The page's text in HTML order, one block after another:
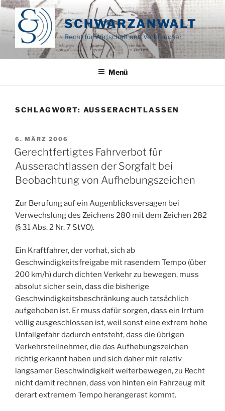
Zum
springen
SCHWARZANWALT
Recht für Wirtschaft und Verbraucher
Menü
SCHLAGWORT: AUSSERACHTLASSEN
VERÖFFENTLICHT
AM
6. MÄRZ 2006
Gerechtfertigtes Fahrverbot für
Ausserachtlassen der Sorgfalt bei
Beobachtung von Aufhebungszeichen
Zur Berufung auf ein Augenblicksversagen bei
Verwechslung des Zeichens 280 mit dem Zeichen 282
(§ 31 Abs. 2 Nr. 7 StVO).
Ein Kraftfahrer, der vorhat, sich ab
Geschwindigkeitsfreigabe mit rasendem Tempo (über
200 km/h) durch dichten Verkehr zu bewegen, muss
absolut sicher sein, dass die bisherige
Geschwindigkeitsbeschränkung auch tatsächlich
aufgehoben ist. Er muss dafür sorgen, dass ein Irrtum
völlig ausgeschlossen ist, weil sonst eine extrem hohe
Unfallgefahr dadurch entsteht, dass die übrigen
Verkehrsteilnehmer, die das Aufhebungszeichen
richtig erkannt haben und sich daher mit relativ
langsamer Geschwindigkeit weiterbewegen, zu Recht
nicht damit rechnen, dass von hinten ein Fahrzeug mit
derart extremem Tempo herangerast kommt.